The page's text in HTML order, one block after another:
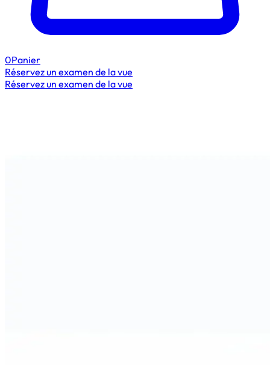
0Panier
Réservez un examen de la vue
Réservez un examen de la vue